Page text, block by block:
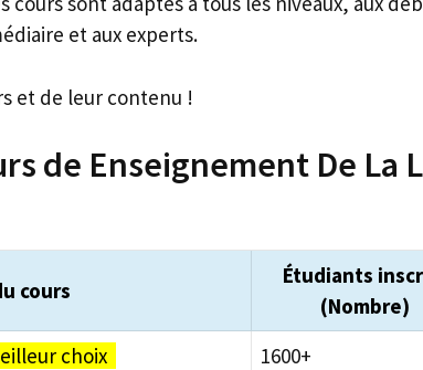
et aux experts.
et de leur contenu !
de Enseignement De La
cours
Étudiants
(Nombre)
choix 1600+